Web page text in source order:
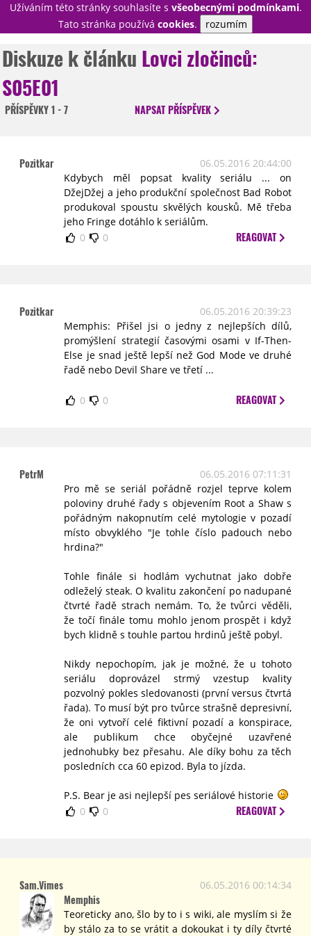
Užíváním této stránky souhlasíte s všeobecnými podmínkami.
Tato stránka používá cookies. rozumím
PŘIHLÁSIT
NOVINKY
TÉMATA
DISKUZE
STATISTIKY
TIRÁŽ
Diskuze k článku Lovci zločinců:
S05E01
PŘÍSPĚVKY1 - 7 NAPSATPŘÍSPĚVEK
Pozitkar
06.05.2016 20:44:00
Kdybych měl popsat kvality seriálu ... on
DžejDžej a jeho produkční společnost Bad Robot
produkoval spoustu skvělých kousků. Mě třeba
jeho Fringe dotáhlo k seriálům.
0
0 REAGOVAT
Pozitkar
06.05.2016 20:39:23
Memphis: Přišel jsi o jedny z nejlepších dílů,
promýšlení strategií časovými osami v If-Then-
Else je snad ještě lepší než God Mode ve druhé
řadě nebo Devil Share ve třetí ...
0 0 REAGOVAT
PetrM
06.05.2016 07:11:31
Pro mě se seriál pořádně rozjel teprve kolem
poloviny druhé řady s objevením Root a Shaw s
pořádným nakopnutím celé mytologie v pozadí
místo obvyklého "Je tohle číslo padouch nebo
hrdina?"
Tohle finále si hodlám vychutnat jako dobře
odleželý steak. O kvalitu zakončení po nadupané
čtvrté řadě strach nemám. To, že tvůrci věděli,
že točí finále tomu mohlo jenom prospět i když
bych klidně s touhle partou hrdinů ještě pobyl.
Nikdy nepochopím, jak je možné, že u tohoto
seriálu doprovázel strmý vzestup kvality
pozvolný pokles sledovanosti (první versus čtvrtá
řada). To musí být pro tvůrce strašně depresivní,
že oni vytvoří celé fiktivní pozadí a konspirace,
ale publikum chce obyčejné uzavřené
jednohubky bez přesahu. Ale díky bohu za těch
posledních cca 60 epizod. Byla to jízda.
P.S. Bear je asi nejlepší pes seriálové historie
0
0 REAGOVAT
Sam.Vimes 06.05.2016 00:14:34
Memphis
Teoreticky ano, šlo by to i s wiki, ale myslím si že
by stálo za to se vrátit a dokoukat i ty díly čtvrté